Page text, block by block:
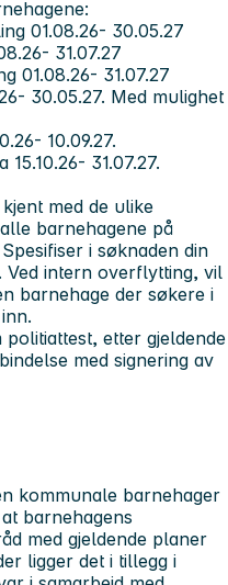
01.08.26- 30.05.27
31.07.27
01.08.26- 31.07.27
30.05.27. Med mulighet
10.09.27.
31.07.27.
med de ulike
barnehagene på
i søknaden din
intern overflytting, vil
barnehage der søkere i
etter gjeldende
med signering av
kommunale barnehager
barnehagens
med gjeldende planer
ligger det i tillegg i